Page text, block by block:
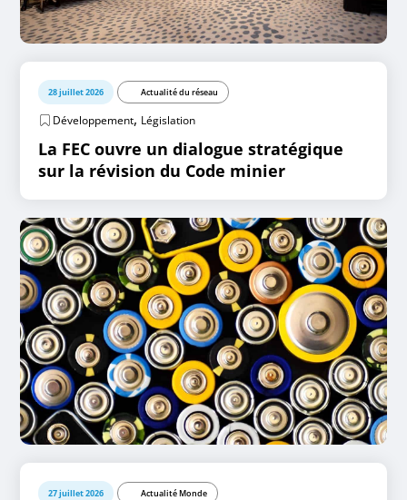
28 juillet 2026 Actualité du réseau
Développement, Législation
La FEC ouvre un dialogue stratégique
sur la révision du Code minier
27 juillet 2026 Actualité Monde